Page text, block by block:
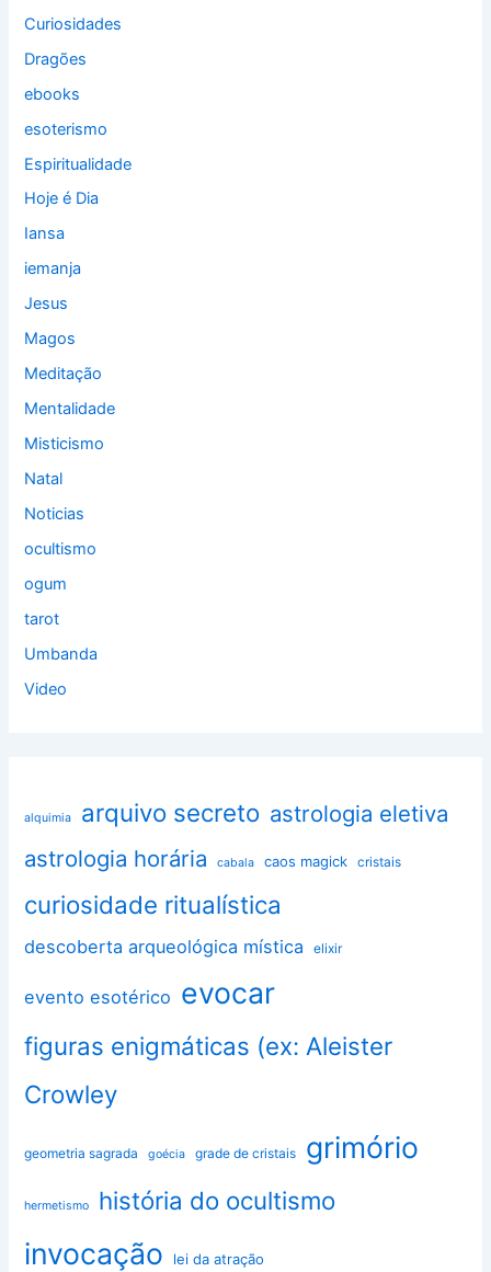
Curiosidades
Dragões
ebooks
esoterismo
Espiritualidade
Hoje é Dia
Iansa
iemanja
Jesus
Magos
Meditação
Mentalidade
Misticismo
Natal
Noticias
ocultismo
ogum
tarot
Umbanda
Video
alquimia arquivo secreto astrologia eletiva
astrologia horária
cabala caos magick cristais
curiosidade ritualística
descoberta arqueológica mística elixir
evento esotérico evocar
figuras enigmáticas (ex: Aleister
Crowley
geometria sagrada goécia grade de cristais grimório
hermetismo história do ocultismo
invocação lei da atração